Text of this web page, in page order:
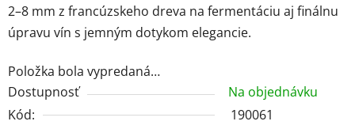
2–8 mm z francúzskeho dreva na fermentáciu aj finálnu
úpravu vín s jemným dotykom elegancie.
Položka bola vypredaná…
Dostupnosť
Na objednávku
Kód:
190061